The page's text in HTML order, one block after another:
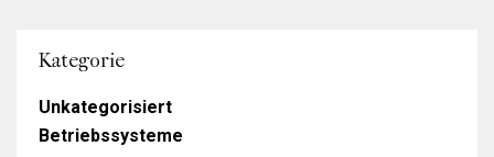
Kategorie
Unkategorisiert
Betriebssysteme